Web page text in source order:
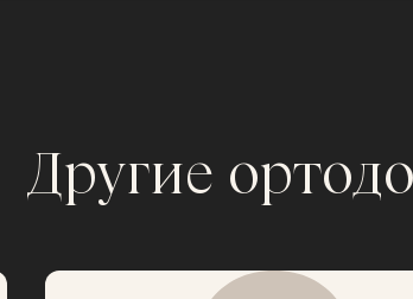
Другие